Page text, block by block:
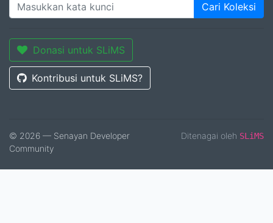
Cari Koleksi
Donasi untuk SLiMS
Kontribusi untuk SLiMS?
© 2026 — Senayan Developer
Community
Ditenagai oleh SLiMS